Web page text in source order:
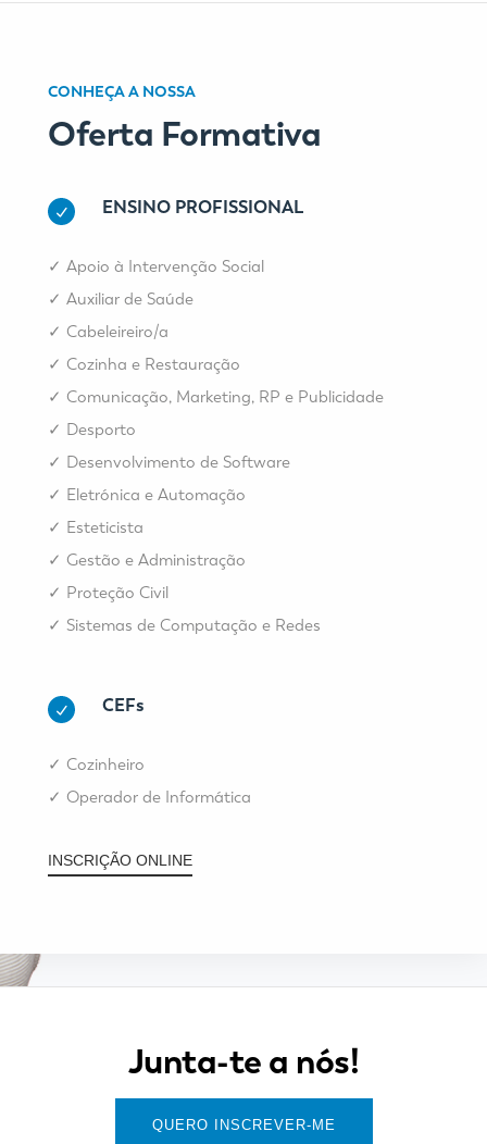
CONHEÇA A NOSSA
Oferta Formativa
ENSINO PROFISSIONAL
✓ Apoio à Intervenção Social
✓ Auxiliar de Saúde
✓ Cabeleireiro/a
✓ Cozinha e Restauração
✓ Comunicação, Marketing, RP e Publicidade
✓ Desporto
✓ Desenvolvimento de Software
✓ Eletrónica e Automação
✓ Esteticista
✓ Gestão e Administração
✓ Proteção Civil
✓ Sistemas de Computação e Redes
CEFs
✓ Cozinheiro
✓ Operador de Informática
INSCRIÇÃO ONLINE
Junta-te a nós!
QUERO INSCREVER-ME